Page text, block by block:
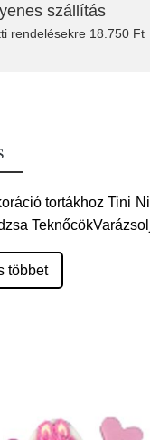
szállítás
rendelésekre 18.750 Ft
tortákhoz Tini
többet